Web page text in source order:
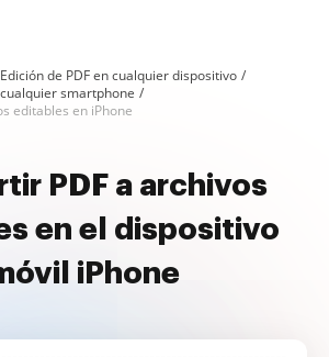
Edición de PDF en cualquier dispositivo
smartphone
editables en iPhone
PDF a archivos
en el dispositivo
iPhone